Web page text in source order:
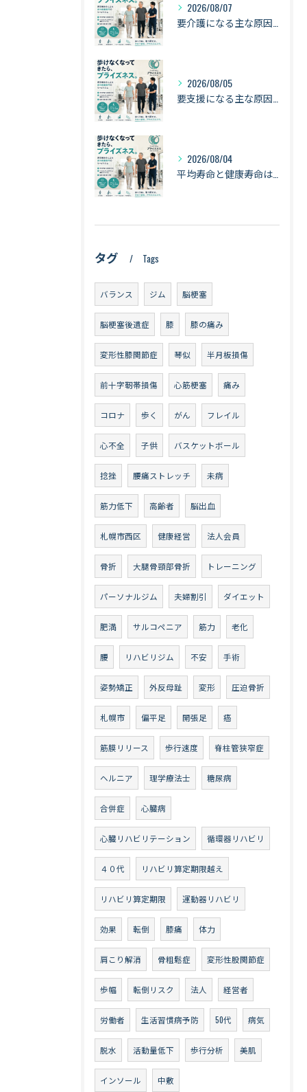
2026/08/07
2026/08/05
2026/08/04
タグ Tags
バランス ジム 脳梗塞
脳梗塞後遺症 膝 膝の痛み
変形性膝関節症 琴似 半月板損傷
前十字靭帯損傷 心筋梗塞 痛み
コロナ 歩く がん フレイル
心不全 子供 バスケットボール
捻挫 腰痛ストレッチ 未病
筋力低下 高齢者 脳出血
札幌市西区 健康経営 法人会員
骨折 大腿骨頸部骨折 トレーニング
パーソナルジム 夫婦割引 ダイエット
肥満 サルコペニア 筋力 老化
腰 リハビリジム 不安 手術
姿勢矯正 外反母趾 変形 圧迫骨折
札幌市 偏平足 開張足 癌
筋膜リリース 歩行速度 脊柱管狭窄症
ヘルニア 理学療法士 糖尿病
合併症 心臓病
心臓リハビリテーション 循環器リハビリ
４０代 リハビリ算定期限越え
リハビリ算定期限 運動器リハビリ
効果 転倒 膝痛 体力
肩こり解消 骨粗鬆症 変形性股関節症
歩幅 転倒リスク 法人 経営者
労働者 生活習慣病予防 50代 病気
脱水 活動量低下 歩行分析 美肌
インソール 中敷